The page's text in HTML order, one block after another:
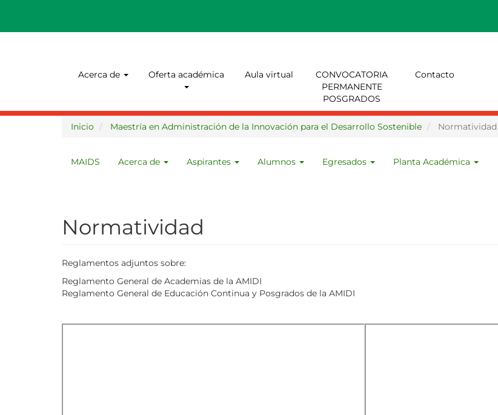
contenido
Navegación
Acerca de Oferta académica Aula virtual
CONVOCATORIA
PERMANENTE
POSGRADOS
Contacto
Inicio Maestría en Administración de la Innovación para el Desarrollo Sostenible Normatividad
Menu
MAIDS Acerca de Aspirantes Alumnos Egresados Planta Académica
Normatividad
Reglamentos adjuntos sobre:
Reglamento General de Academias de la AMIDI
Reglamento General de Educación Continua y Posgrados de la AMIDI